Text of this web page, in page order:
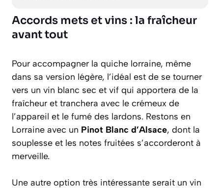
Accords mets et vins : la fraîcheur
avant tout
Pour accompagner la quiche lorraine, même
dans sa version légère, l’idéal est de se tourner
vers un vin blanc sec et vif qui apportera de la
fraîcheur et tranchera avec le crémeux de
l’appareil et le fumé des lardons. Restons en
Lorraine avec un Pinot Blanc d’Alsace, dont la
souplesse et les notes fruitées s’accorderont à
merveille.
Une autre option très intéressante serait un vin